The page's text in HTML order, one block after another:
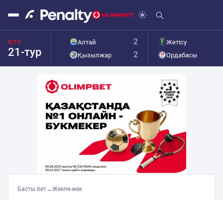
ҚПЛ
21-тур
Алтай 2
Қызылжар 2
Жетісу
Ордабасы
Басты бет→Жекпе-жек